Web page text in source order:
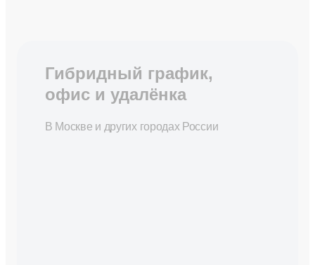
Гибридный график,
офис и удалёнка
В Москве и других городах России